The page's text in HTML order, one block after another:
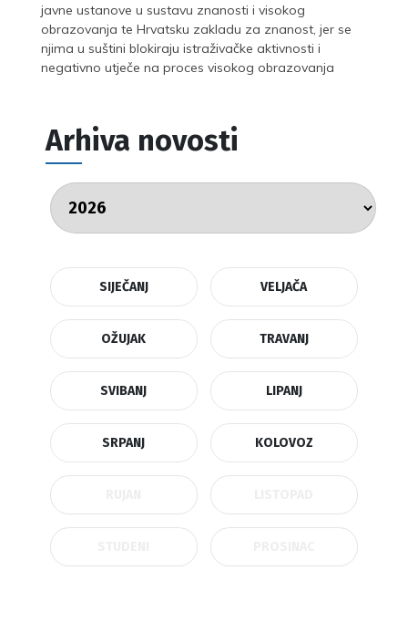
javne ustanove u sustavu znanosti i visokog
obrazovanja te Hrvatsku zakladu za znanost, jer se
njima u suštini blokiraju istraživačke aktivnosti i
negativno utječe na proces visokog obrazovanja
Arhiva novosti
SIJEČANJ VELJAČA
OŽUJAK TRAVANJ
SVIBANJ LIPANJ
SRPANJ KOLOVOZ